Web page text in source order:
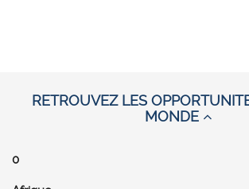
RETROUVEZ LES
MONDE
0